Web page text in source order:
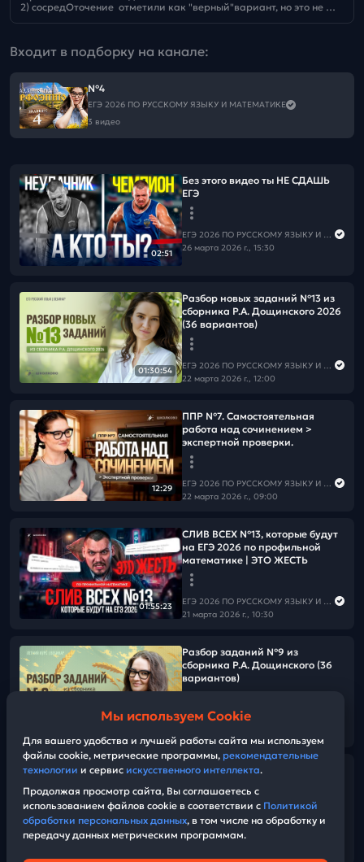
2) сосредОточение  отметили как "верный"вариант, но это не
Входит в подборку на канале:
№4
ЕГЭ 2026 ПО РУССКОМУ ЯЗЫКУ И МАТЕМАТИКЕ
3 видео
02:51
Без этого видео ты НЕ СДАШЬ
ЕГЭ
ЕГЭ 2026 ПО РУССКОМУ ЯЗЫКУ И МАТЕМАТИКЕ
26 марта 2026 г., 15:30
01:30:54
Разбор новых заданий №13 из
сборника Р.А. Дощинского 2026
(36 вариантов)
ЕГЭ 2026 ПО РУССКОМУ ЯЗЫКУ И МАТЕМАТИКЕ
22 марта 2026 г., 12:00
12:29
ППР №7. Самостоятельная
работа над сочинением >
экспертной проверки.
ЕГЭ 2026 ПО РУССКОМУ ЯЗЫКУ И МАТЕМАТИКЕ
22 марта 2026 г., 09:00
01:55:23
СЛИВ ВСЕХ №13, которые будут
на ЕГЭ 2026 по профильной
математике | ЭТО ЖЕСТЬ
ЕГЭ 2026 ПО РУССКОМУ ЯЗЫКУ И МАТЕМАТИКЕ
21 марта 2026 г., 10:30
02:24:49
Разбор заданий №9 из
сборника Р.А. Дощинского (36
вариантов)
54:31
Видеоконспект. №9.
под редакцией Р.А. Дощинского
(36 вариантов).
Мы используем Cookie
Для вашего удобства и лучшей работы сайта мы используем
файлы cookie, метрические программы, рекомендательные
технологии и сервис искусственного интеллекта.
Продолжая просмотр сайта, Вы соглашаетесь с
использованием файлов cookie в соответствии с Политикой
обработки персональных данных, в том числе на обработку и
передачу данных метрическим программам.